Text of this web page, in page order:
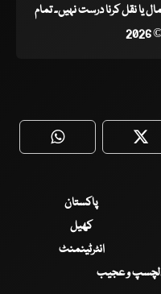
نقل کرنا درست نہیں۔ تمام
WhatsApp
پاکستان
کھیل
انٹرٹینمنٹ
و عجیب